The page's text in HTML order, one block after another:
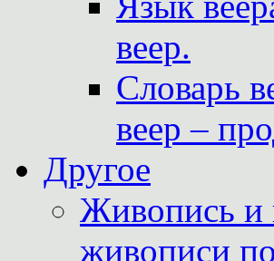
веер.
Словарь
веер –
Другое
Живопись и
живописи